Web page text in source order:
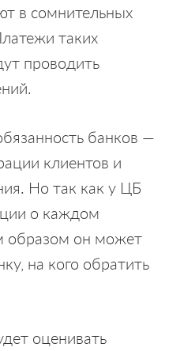
в сомнительных
таких
проводить
банков —
клиентов и
Но так как у ЦБ
о каждом
образом он может
на кого обратить
оценивать